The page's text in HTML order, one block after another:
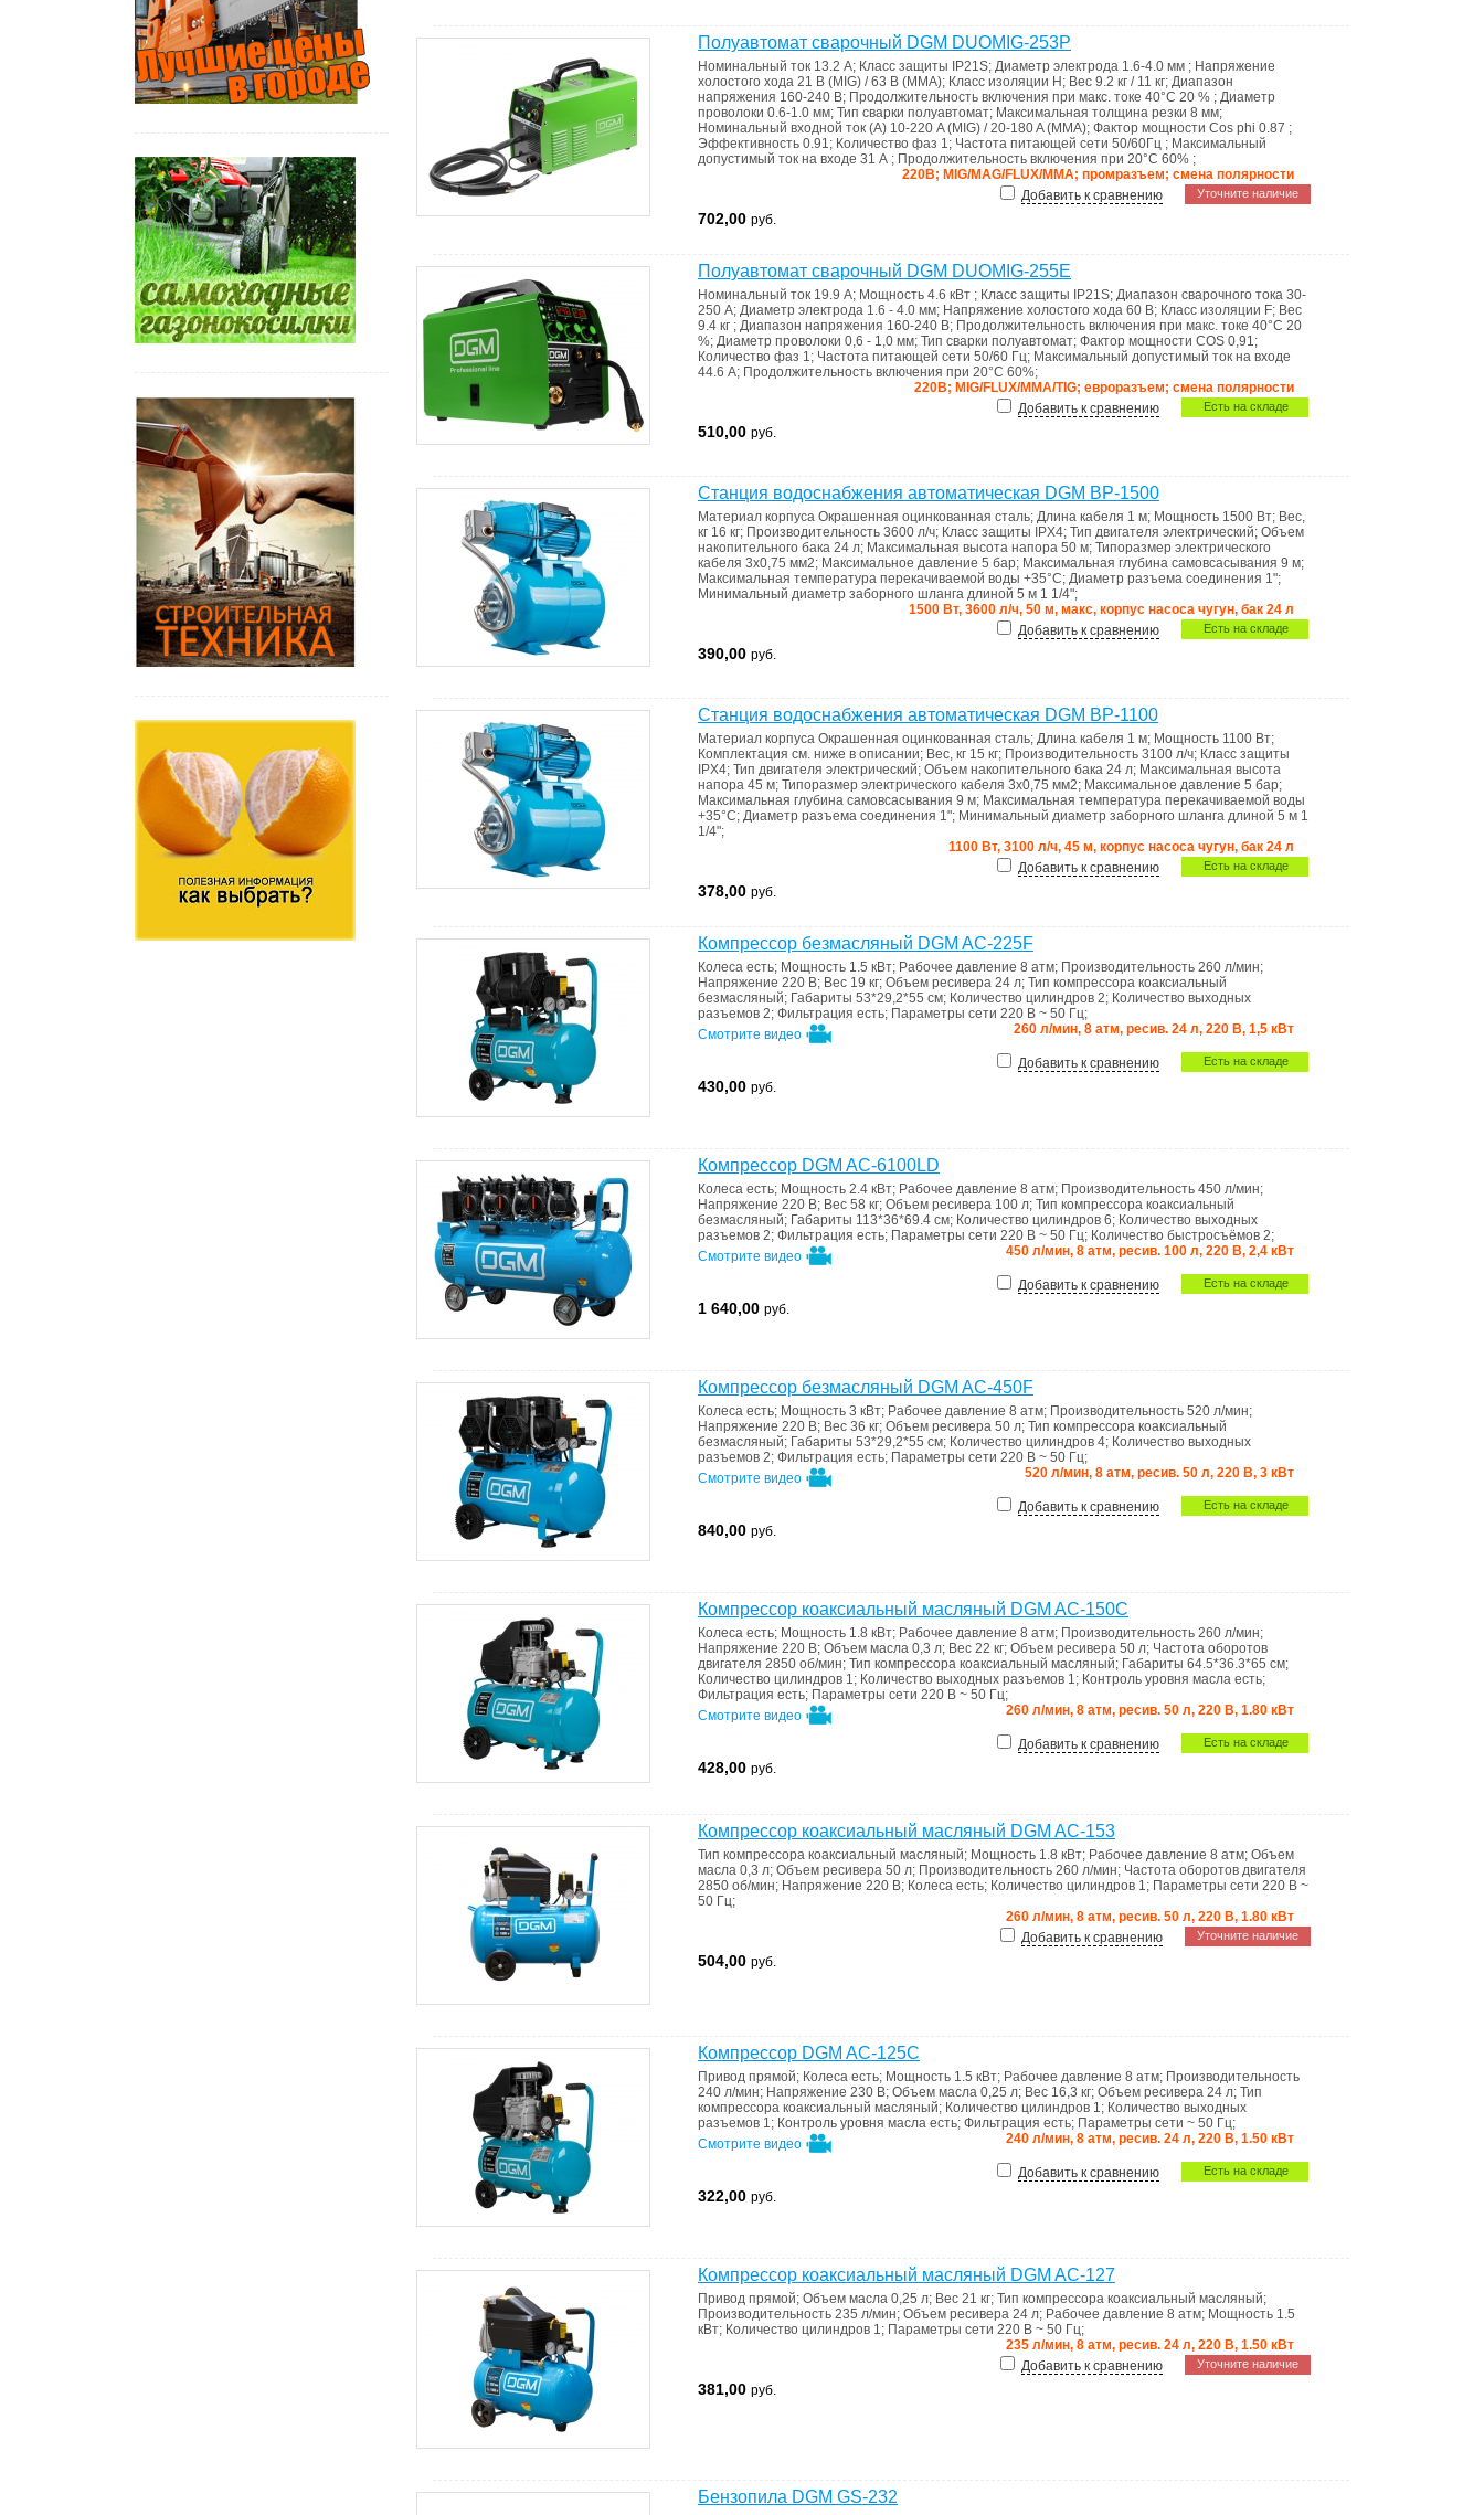
Полуавтомат сварочный DGM DUOMIG-253P
Номинальный ток 13.2 А; Класс защиты IP21S; Диаметр электрода 1.6-4.0 мм ; Напряжение
холостого хода 21 В (MIG) / 63 В (MMA); Класс изоляции H ; Вес 9.2 кг / 11 кг; Диапазон
напряжения 160-240 В; Продолжительность включения при макс. токе 40°C 20 % ; Диаметр
проволоки 0.6-1.0 мм; Тип сварки полуавтомат; Максимальная толщина резки 8 мм;
Номинальный входной ток (А) 10-220 A (MIG) / 20-180 A (MMA); Фактор мощности Cos phi 0.87 ;
Эффективность 0.91; Количество фаз 1; Частота питающей сети 50/60Гц ; Максимальный
допустимый ток на входе 31 А ; Продолжительность включения при 20°C 60% ;
220В; MIG/MAG/FLUX/MMA; промразъем; смена полярности
Уточните наличие
Добавить к сравнению
702,00 руб.
Полуавтомат сварочный DGM DUOMIG-255E
Номинальный ток 19.9 A; Мощность 4.6 кВт ; Класс защиты IP21S; Диапазон сварочного тока 30-
250 А; Диаметр электрода 1.6 - 4.0 мм; Напряжение холостого хода 60 В; Класс изоляции F; Вес
9.4 кг ; Диапазон напряжения 160-240 В; Продолжительность включения при макс. токе 40°C 20
%; Диаметр проволоки 0,6 - 1,0 мм; Тип сварки полуавтомат; Фактор мощности COS 0,91;
Количество фаз 1; Частота питающей сети 50/60 Гц; Максимальный допустимый ток на входе
44.6 А; Продолжительность включения при 20°C 60%;
220В; MIG/FLUX/MMA/TIG; евроразъем; смена полярности
Есть на складе
Добавить к сравнению
510,00 руб.
Станция водоснабжения автоматическая DGM BP-1500
Материал корпуса Окрашенная оцинкованная сталь; Длина кабеля 1 м; Мощность 1500 Вт; Вес,
кг 16 кг; Производительность 3600 л/ч; Класс защиты IPX4; Тип двигателя электрический; Объем
накопительного бака 24 л; Максимальная высота напора 50 м; Типоразмер электрического
кабеля 3х0,75 мм2; Максимальное давление 5 бар; Максимальная глубина самовсасывания 9 м;
Максимальная температура перекачиваемой воды +35°С; Диаметр разъема соединения 1";
Минимальный диаметр заборного шланга длиной 5 м 1 1/4";
1500 Вт, 3600 л/ч, 50 м, макс, корпус насоса чугун, бак 24 л
Есть на складе
Добавить к сравнению
390,00 руб.
Станция водоснабжения автоматическая DGM BP-1100
Материал корпуса Окрашенная оцинкованная сталь; Длина кабеля 1 м; Мощность 1100 Вт;
Комплектация см. ниже в описании; Вес, кг 15 кг; Производительность 3100 л/ч; Класс защиты
IPX4; Тип двигателя электрический; Объем накопительного бака 24 л; Максимальная высота
напора 45 м; Типоразмер электрического кабеля 3х0,75 мм2; Максимальное давление 5 бар;
Максимальная глубина самовсасывания 9 м; Максимальная температура перекачиваемой воды
+35°С; Диаметр разъема соединения 1"; Минимальный диаметр заборного шланга длиной 5 м 1
1/4";
1100 Вт, 3100 л/ч, 45 м, корпус насоса чугун, бак 24 л
Есть на складе
Добавить к сравнению
378,00 руб.
Компрессор безмасляный DGM AC-225F
Колеса есть; Мощность 1.5 кВт; Рабочее давление 8 атм; Производительность 260 л/мин;
Напряжение 220 В; Вес 19 кг; Объем ресивера 24 л; Тип компрессора коаксиальный
безмасляный; Габариты 53*29,2*55 см; Количество цилиндров 2; Количество выходных
разъемов 2; Фильтрация есть; Параметры сети 220 В ~ 50 Гц;
260 л/мин, 8 атм, ресив. 24 л, 220 В, 1,5 кВт
Смотрите видео
Есть на складе
Добавить к сравнению
430,00 руб.
Компрессор DGM AC-6100LD
Колеса есть; Мощность 2.4 кВт; Рабочее давление 8 атм; Производительность 450 л/мин;
Напряжение 220 В; Вес 58 кг; Объем ресивера 100 л; Тип компрессора коаксиальный
безмасляный; Габариты 113*36*69.4 см; Количество цилиндров 6; Количество выходных
разъемов 2; Фильтрация есть; Параметры сети 220 В ~ 50 Гц; Количество быстросъёмов 2;
450 л/мин, 8 атм, ресив. 100 л, 220 В, 2,4 кВт
Смотрите видео
Есть на складе
Добавить к сравнению
1 640,00 руб.
Компрессор безмасляный DGM AC-450F
Колеса есть; Мощность 3 кВт; Рабочее давление 8 атм; Производительность 520 л/мин;
Напряжение 220 В; Вес 36 кг; Объем ресивера 50 л; Тип компрессора коаксиальный
безмасляный; Габариты 53*29,2*55 см; Количество цилиндров 4; Количество выходных
разъемов 2; Фильтрация есть; Параметры сети 220 В ~ 50 Гц;
520 л/мин, 8 атм, ресив. 50 л, 220 В, 3 кВт
Смотрите видео
Есть на складе
Добавить к сравнению
840,00 руб.
Компрессор коаксиальный масляный DGM AC-150C
Колеса есть; Мощность 1.8 кВт; Рабочее давление 8 атм; Производительность 260 л/мин;
Напряжение 220 В; Объем масла 0,3 л; Вес 22 кг; Объем ресивера 50 л; Частота оборотов
двигателя 2850 об/мин; Тип компрессора коаксиальный масляный; Габариты 64.5*36.3*65 см;
Количество цилиндров 1; Количество выходных разъемов 1; Контроль уровня масла есть;
Фильтрация есть; Параметры сети 220 В ~ 50 Гц;
260 л/мин, 8 атм, ресив. 50 л, 220 В, 1.80 кВт
Смотрите видео
Есть на складе
Добавить к сравнению
428,00 руб.
Компрессор коаксиальный масляный DGM AC-153
Тип компрессора коаксиальный масляный; Мощность 1.8 кВт; Рабочее давление 8 атм; Объем
масла 0,3 л; Объем ресивера 50 л; Производительность 260 л/мин; Частота оборотов двигателя
2850 об/мин; Напряжение 220 В; Колеса есть; Количество цилиндров 1; Параметры сети 220 В ~
50 Гц;
260 л/мин, 8 атм, ресив. 50 л, 220 В, 1.80 кВт
Уточните наличие
Добавить к сравнению
504,00 руб.
Компрессор DGM AC-125C
Привод прямой; Колеса есть; Мощность 1.5 кВт; Рабочее давление 8 атм; Производительность
240 л/мин; Напряжение 230 В; Объем масла 0,25 л; Вес 16,3 кг; Объем ресивера 24 л; Тип
компрессора коаксиальный масляный; Количество цилиндров 1; Количество выходных
разъемов 1; Контроль уровня масла есть; Фильтрация есть; Параметры сети ~ 50 Гц;
240 л/мин, 8 атм, ресив. 24 л, 220 В, 1.50 кВт
Смотрите видео
Есть на складе
Добавить к сравнению
322,00 руб.
Компрессор коаксиальный масляный DGM AC-127
Привод прямой; Объем масла 0,25 л; Вес 21 кг; Тип компрессора коаксиальный масляный;
Производительность 235 л/мин; Объем ресивера 24 л; Рабочее давление 8 атм; Мощность 1.5
кВт; Количество цилиндров 1; Параметры сети 220 В ~ 50 Гц;
235 л/мин, 8 атм, ресив. 24 л, 220 В, 1.50 кВт
Уточните наличие
Добавить к сравнению
381,00 руб.
Бензопила DGM GS-232